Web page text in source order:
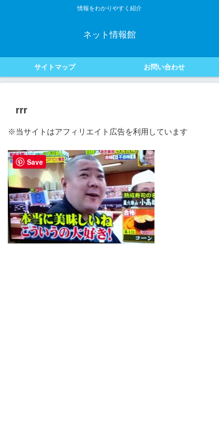
情報をわかりやすく紹介
ネット情報館
サイトマップ お問い合わせ
rrr
※当サイトはアフィリエイト広告を利用しています
Save